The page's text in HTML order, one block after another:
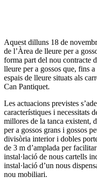
Aquest dilluns 18 de
de l’Àrea de lleure per a
forma part del nou contracte
lleure per a gossos que, fins
espais de lleure situats als
Can Pantiquet.
Les actuacions previstes
característiques i necessitats
millores de la tanca existent,
per a gossos grans i gossos
divisòria interior i dobles
de 3 m d’amplada per
instal·lació de nous cartells
instal·lació d’un nous
nou mobiliari.